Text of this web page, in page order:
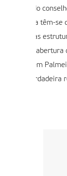
e do
paróquia têm-se
das
e abertura
tem em
uma verdadeira